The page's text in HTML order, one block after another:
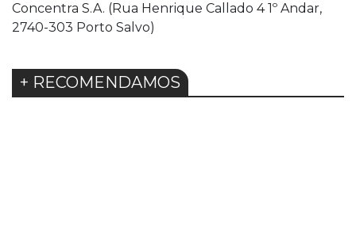
Concentra S.A. (Rua Henrique Callado 4 1º Andar,
2740-303 Porto Salvo)
+ RECOMENDAMOS